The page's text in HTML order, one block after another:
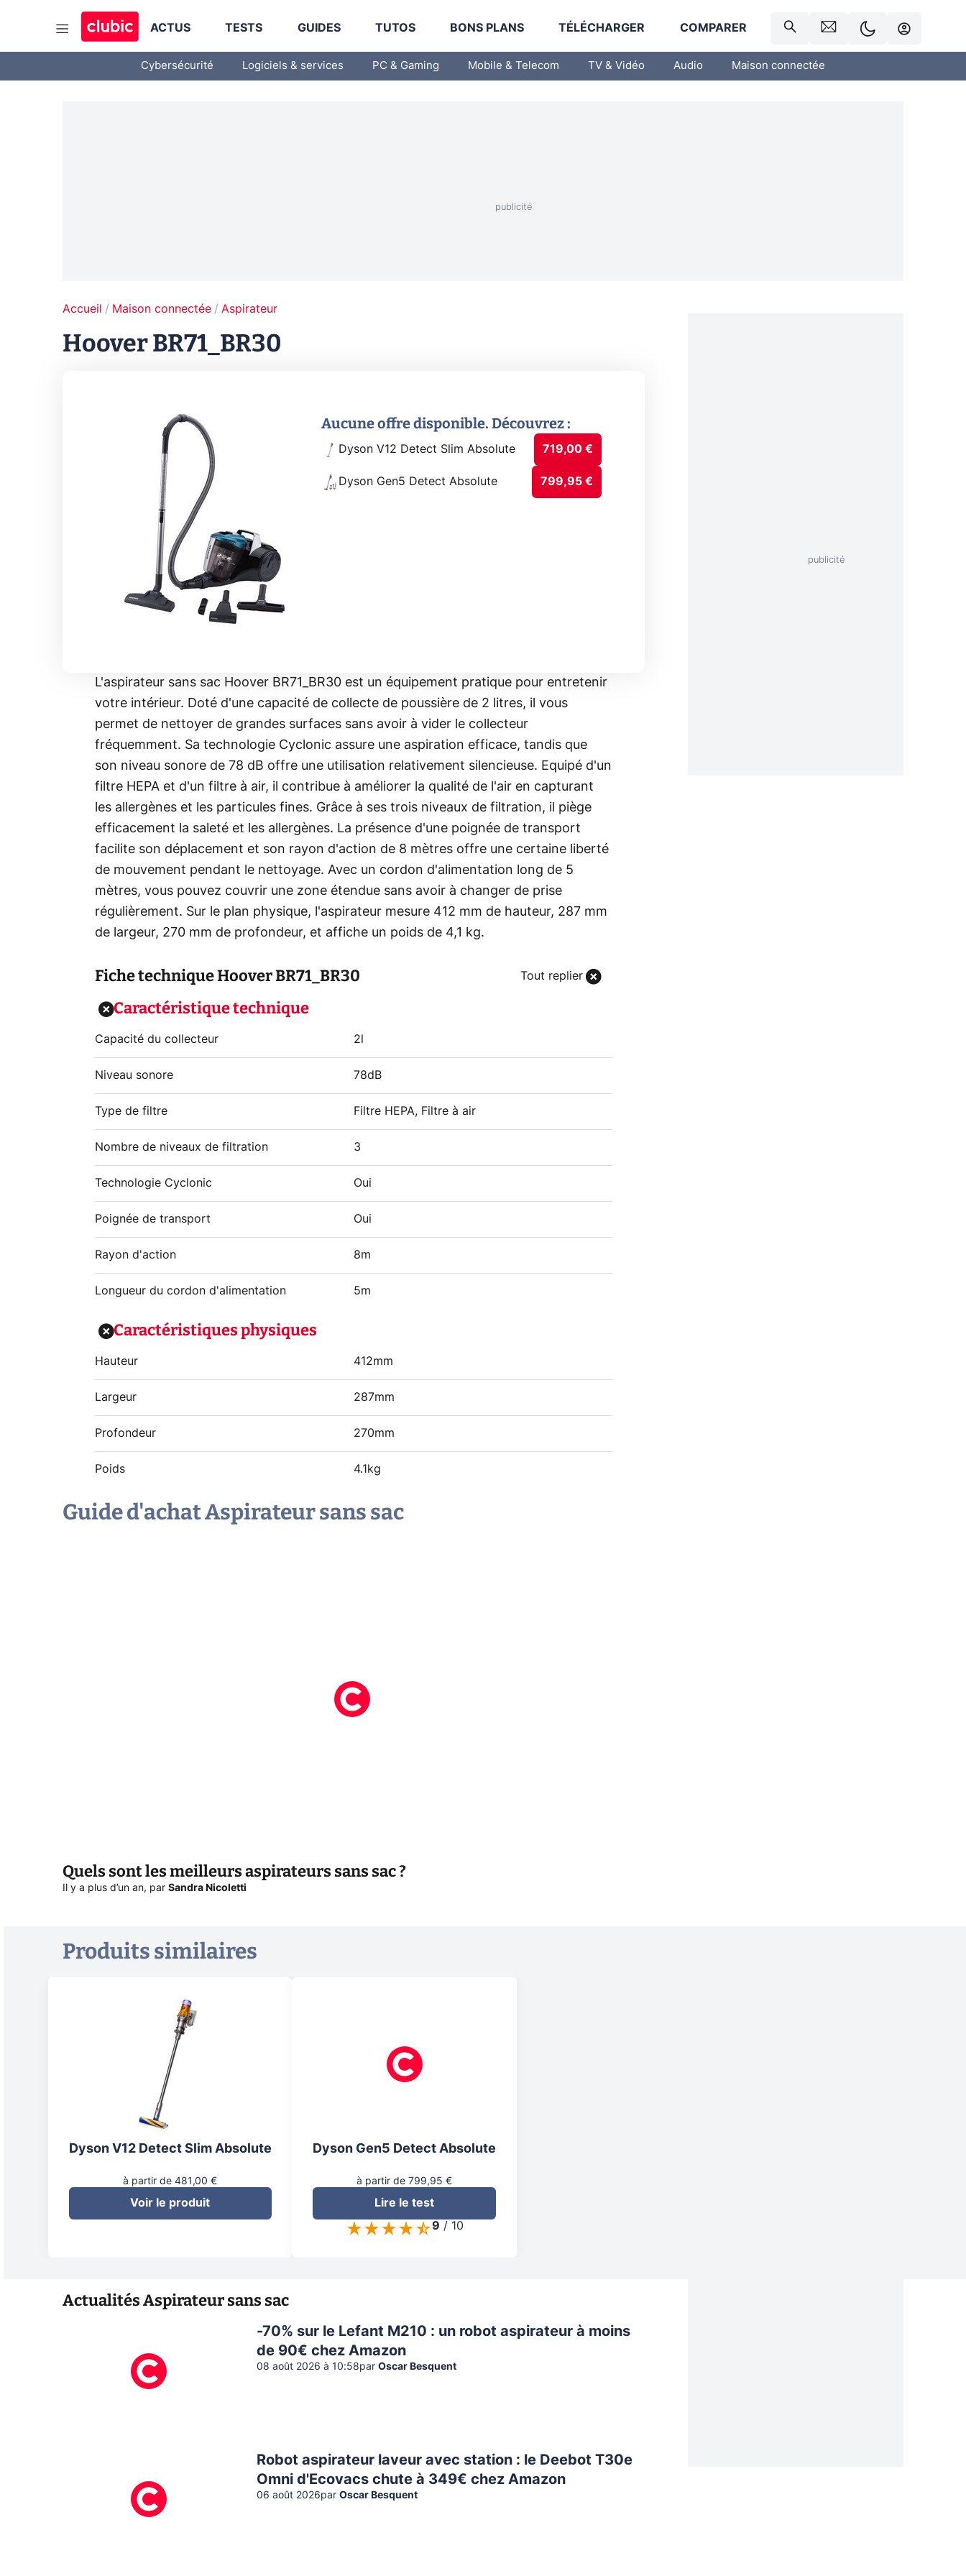
ACTUS TESTS GUIDES TUTOS BONS PLANS TÉLÉCHARGER COMPARER
Cybersécurité Logiciels & services PC & Gaming Mobile & Telecom TV & Vidéo Audio Maison connectée
Accueil Maison connectée Aspirateur
Hoover BR71_BR30
Aucune offre disponible. Découvrez :
Dyson V12 Detect Slim Absolute 719,00 €
Dyson Gen5 Detect Absolute 799,95 €
L'aspirateur sans sac Hoover BR71_BR30 est un équipement pratique pour entretenir
votre intérieur. Doté d'une capacité de collecte de poussière de 2 litres, il vous
permet de nettoyer de grandes surfaces sans avoir à vider le collecteur
fréquemment. Sa technologie Cyclonic assure une aspiration efficace, tandis que
son niveau sonore de 78 dB offre une utilisation relativement silencieuse. Equipé d'un
filtre HEPA et d'un filtre à air, il contribue à améliorer la qualité de l'air en capturant
les allergènes et les particules fines. Grâce à ses trois niveaux de filtration, il piège
efficacement la saleté et les allergènes. La présence d'une poignée de transport
facilite son déplacement et son rayon d'action de 8 mètres offre une certaine liberté
de mouvement pendant le nettoyage. Avec un cordon d'alimentation long de 5
mètres, vous pouvez couvrir une zone étendue sans avoir à changer de prise
régulièrement. Sur le plan physique, l'aspirateur mesure 412 mm de hauteur, 287 mm
de largeur, 270 mm de profondeur, et affiche un poids de 4,1 kg.
Fiche techniqueHoover BR71_BR30 Tout replier
Caractéristique technique
Capacité du collecteur 2l
Niveau sonore 78dB
Type de filtre Filtre HEPA, Filtre à air
Nombre de niveaux de filtration 3
Technologie Cyclonic Oui
Poignée de transport Oui
Rayon d'action 8m
Longueur du cordon d'alimentation 5m
Caractéristiques physiques
Hauteur 412mm
Largeur 287mm
Profondeur 270mm
Poids 4.1kg
Guide d'achat Aspirateur sans sac
Quels sont les meilleurs aspirateurs sans sac ?
Il y a plus d’un an, par Sandra Nicoletti
Produits similaires
Dyson V12 Detect Slim Absolute
à partir de 481,00 €
Voir le produit
Dyson Gen5 Detect Absolute
à partir de 799,95 €
Lire le test
9 / 10
ActualitésAspirateur sans sac
-70% sur le Lefant M210 : un robot aspirateur à moins
de 90€ chez Amazon
08 août 2026 à 10:58par Oscar Besquent
Robot aspirateur laveur avec station : le Deebot T30e
Omni d'Ecovacs chute à 349€ chez Amazon
06 août 2026par Oscar Besquent